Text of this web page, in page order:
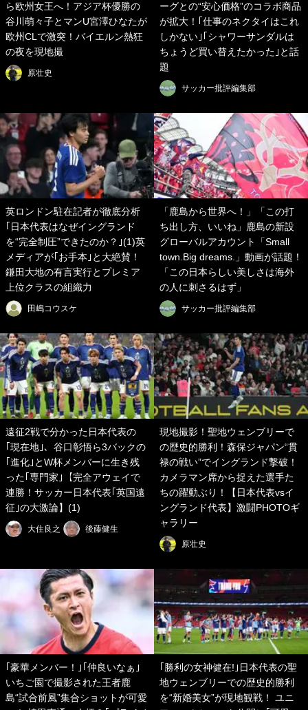
ら欧州女王へ！アジア杯優勝の
谷川萌々子とマンU宮澤ひなたが
欧州CLで激突！バイエルン熱狂
の夜を現地撮
原壮史
ーグとの“安心価格”のコラボ商品
が拡大！｢仕事のネクタイはこれ
しかない｣｢シャワーサンダルは
ちょうど買い替えたかった｣と話
題
サッカー批評編集部
英ロンドン駐在記者が徹底分析
｢日本代表はなぜイングランド
を“完全制圧”できたのか？｣(1)英
メディアが｢お手本｣と大絶賛！
鎌田大地の有言実行とプレミア
上位クラスの組織力
田嶋コウスケ
「鹿島から世界へ！」「この打
ち出し方、いいね」鹿島の新設
グローバルアカウント「Small
town.Big dreams.」動画が話題！
「この日本らしい美しさは海外
の人に刺さるはず」
サッカー批評編集部
遠征2戦で分かった日本代表の
｢現在地｣、谷口彰悟ら3バックの
｢進化｣とW杯メンバーに生き残
った｢専門家｣【完全アウェイで
連勝！サッカー日本代表｢英国遠
征｣の大激論】(1)
大住良之 後藤健生
現地撮影！聖地ウェンブリーで
の歴史的勝利！森保ジャパン“貫
禄の戦い”でイングランド撃破！
カメラマン席から捉えた選手た
ちの躍動ぶり！【日本代表vsイ
ングランド代表】激闘PHOTOギ
ャラリー
原壮史
｢豪華メンバー！｣｢仲良いなぁ｣
いちご園で撮影された王者鹿
島“試合前風”集合ショットが可愛
｢勝利の女神健在!｣日本代表の聖
地ウェンブリーでの歴史的勝利
を“新婚美女”が現地観戦！ ユニ